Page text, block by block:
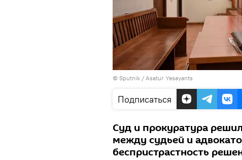
© Sputnik / Asatur Yesayants
Подписаться
Суд и прокуратура
между судьей и
беспристрастность